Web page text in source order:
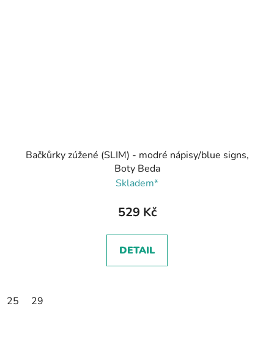
Bačkůrky zúžené (SLIM) - modré nápisy/blue signs,
Boty Beda
Skladem*
529 Kč
DETAIL
25 29